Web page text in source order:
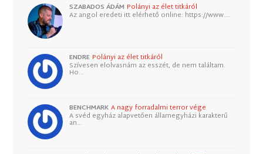
SZABADOS ÁDÁM Polányi az élet titkáról
Az angol eredeti itt elérhető online: https://www.…
ENDRE Polányi az élet titkáról
Szívesen elolvasnám az esszét, de nem találtam.
Ho…
BENCHMARK A nagy forradalmi terror vége
A svéd egyház alapvetően államegyházi karakterű
an…